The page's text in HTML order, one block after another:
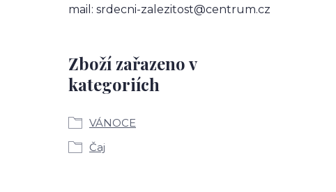
mail: srdecni-zalezitost@centrum.cz
Zboží zařazeno v
kategoriích
VÁNOCE
Čaj